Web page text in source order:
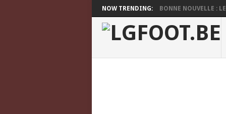
NOW TRENDING: BONNE NOUVELLE :